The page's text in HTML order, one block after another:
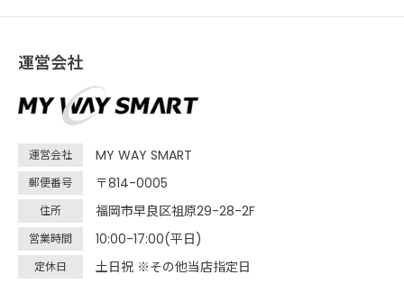
運営会社
運営会社 MY WAY SMART
郵便番号 〒814-0005
住所 福岡市早良区祖原29-28-2F
営業時間 10:00-17:00(平日)
定休日 土日祝 ※その他当店指定日